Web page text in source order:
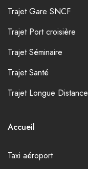
Trajet Gare SNCF
Trajet Port croisière
Trajet Séminaire
Trajet Santé
Trajet Longue Distance
Accueil
Taxi aéroport